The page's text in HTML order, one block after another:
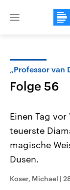
Close
2026
„Professor van
Folge 56
Einen Tag
teuerste
magische
Dusen.
Koser, Michael |